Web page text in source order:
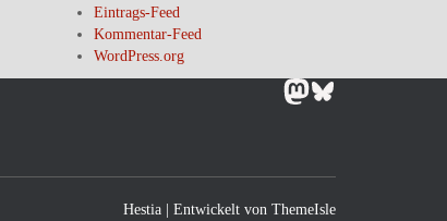
Eintrags-Feed
Kommentar-Feed
WordPress.org
Mastodon
Bluesky
Hestia | Entwickelt von ThemeIsle